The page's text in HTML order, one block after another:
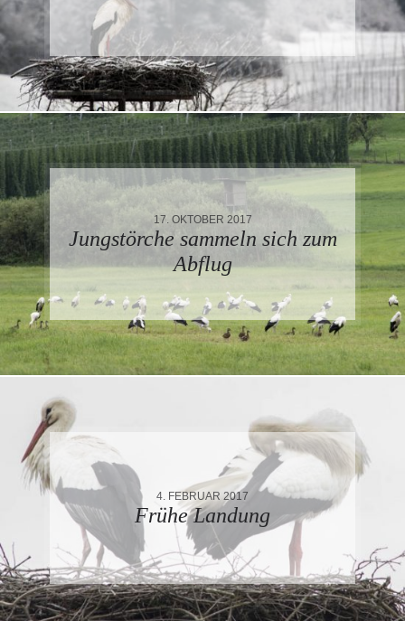
17. OKTOBER 2017
Jungstörche sammeln sich zum
Abflug
4. FEBRUAR 2017
Frühe Landung